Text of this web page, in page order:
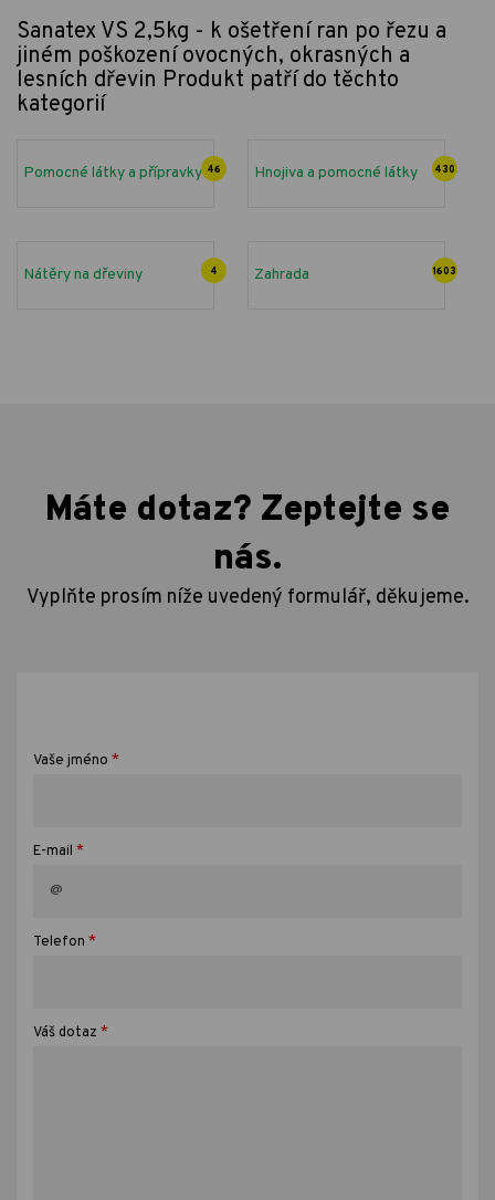
Sanatex VS 2,5kg - k ošetření ran po řezu a
jiném poškození ovocných, okrasných a
lesních dřevin Produkt patří do těchto
kategorií
Pomocné látky a přípravky 46 Hnojiva a pomocné látky 430
Nátěry na dřeviny 4 Zahrada 1603
Máte dotaz? Zeptejte se
nás.
Vyplňte prosím níže uvedený formulář, děkujeme.
Vaše jméno *
E-mail *
Telefon *
Váš dotaz *